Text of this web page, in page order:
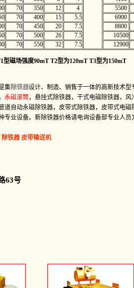
70 350 12 4 5500
70 400 15 5.5 6900
70 450 20 7.5 8800
70 500 26 7.5 10500
70 550 32 7.5 12900
型磁场强度90mT T2型为120mT T3型为150mT
集除铁器设计、制造、销售于一体的高新技术
， 永磁滚筒 ，悬挂式除铁器，干式电磁除铁器，
道自动永磁除铁器，皮带式除铁器，皮带式电
专业设备。新除铁器价格请电询设备部专业人员
除铁器 皮带输送机
63号